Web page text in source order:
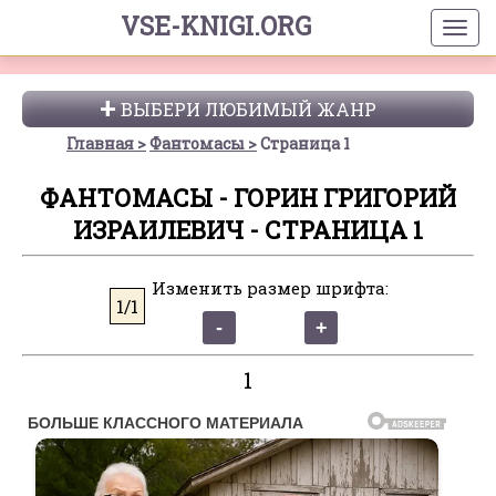
VSE-KNIGI.ORG
ВЫБЕРИ ЛЮБИМЫЙ ЖАНР
Главная Фантомасы Страница 1
ФАНТОМАСЫ - ГОРИН ГРИГОРИЙ
ИЗРАИЛЕВИЧ - СТРАНИЦА 1
1/1
Изменить размер шрифта:
1